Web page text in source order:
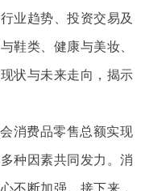
业趋势、投资交易及
鞋类、健康与美妆、
状与未来走向，揭示
消费品零售总额实现
种因素共同发力。消